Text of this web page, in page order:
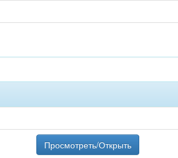
Просмотреть/Открыть